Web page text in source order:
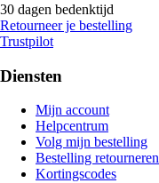
30 dagen bedenktijd
Retourneer je bestelling
Trustpilot
Diensten
Mijn account
Helpcentrum
Volg mijn bestelling
Bestelling retourneren
Kortingscodes